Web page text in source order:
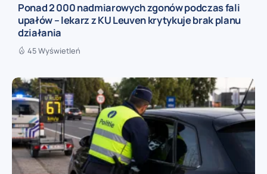
Ponad 2 000 nadmiarowych zgonów podczas fali
upałów – lekarz z KU Leuven krytykuje brak planu
działania
45 Wyświetleń